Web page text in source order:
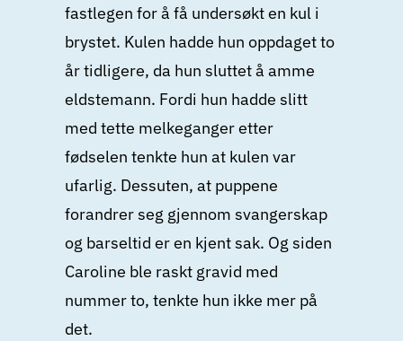
fastlegen for å få undersøkt en kul i
brystet. Kulen hadde hun oppdaget to
år tidligere, da hun sluttet å amme
eldstemann. Fordi hun hadde slitt
med tette melkeganger etter
fødselen tenkte hun at kulen var
ufarlig. Dessuten, at puppene
forandrer seg gjennom svangerskap
og barseltid er en kjent sak. Og siden
Caroline ble raskt gravid med
nummer to, tenkte hun ikke mer på
det.